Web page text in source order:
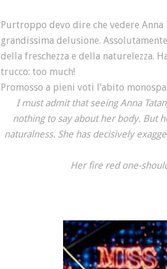
Purtroppo devo dire che vedere
grandissima delusione.
della freschezza e della naturelezza.
trucco: too much!
Promosso a pieni voti l’abito
I must admit that seeing Anna
nothing to say about her body. But
naturalness. She has decisively
Her fire red one-